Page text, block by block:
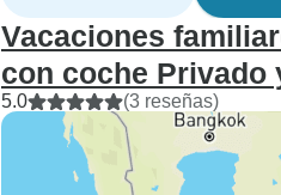
Vacaciones
con coche Privado
5.0 (3 reseñas)